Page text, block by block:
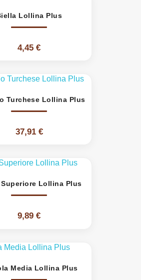
Lollina Plus
4,45 €
Turchese Lollina Plus
37,91 €
Lollina Plus
9,89 €
Media Lollina Plus